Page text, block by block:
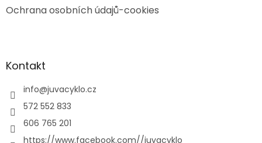
Ochrana osobních údajů-cookies
Kontakt
info@juvacyklo.cz
572 552 833
606 765 201
https://www.facebook.com//juvacyklo